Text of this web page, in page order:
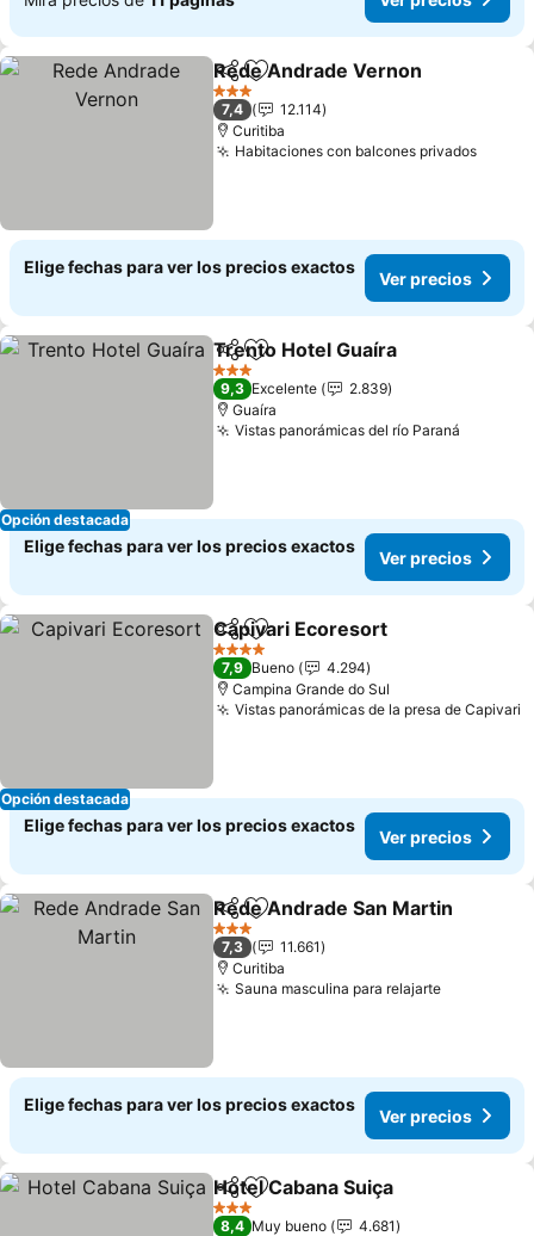
CompartirAgregar a favoritos
Rede Andrade Vernon
3 Estrellas
7,4
12.114
Curitiba
Habitaciones con balcones privadosVer
Elige fechas para ver los precios exactos
Ver precios
Opción destacada
Compartir
Agregar a favoritos
Trento Hotel Guaíra
3 Estrellas
9,3 Excelente
2.839
Guaíra
Vistas panorámicas del río Paraná
Elige fechas para ver los precios exactos
Ver precios
Opción destacada
CompartirAgregar a favoritos
Capivari Ecoresort
4 Estrellas
7,9 Bueno
4.294
Campina Grande do Sul
Vistas panorámicas de la presa de Capivari
Elige fechas para ver los precios exactos
Ver precios
CompartirAgregar a favoritos
Rede Andrade San Martin
3 Estrellas
7,3
11.661
Curitiba
Sauna masculina para relajarteVer
Elige fechas para ver los precios exactos
Ver precios
CompartirAgregar a favoritos
Hotel Cabana Suiça
3 Estrellas
8,4 Muy bueno
4.681